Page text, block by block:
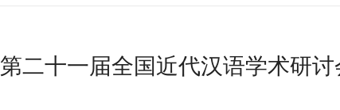
第二十一届全国近代汉语学术研